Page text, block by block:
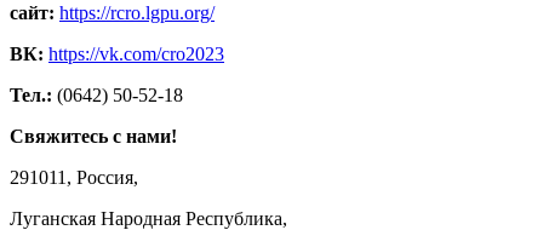
сайт: https://rcro.lgpu.org/
ВК: https://vk.com/cro2023
Тел.: (0642) 50-52-18
Свяжитесь с нами!
291011, Россия,
Луганская Народная Республика,